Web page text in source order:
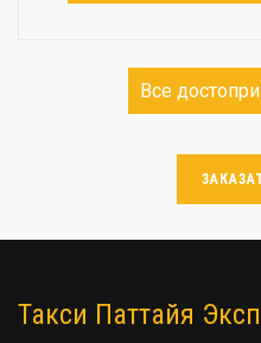
Все
Такси Паттайя